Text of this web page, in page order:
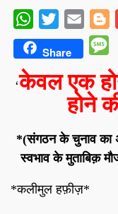
WhatsApp
Twitter Email
Share
‘केवल एक
होने
*(संगठन के चुनाव का
स्वभाव के मुताबिक़
*कलीमुल हफ़ीज़*